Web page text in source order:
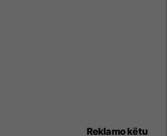
Reklamo këtu